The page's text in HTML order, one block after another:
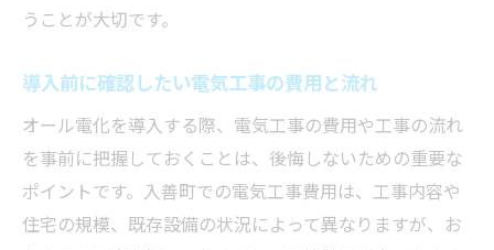
うことが大切です。
導入前に確認したい電気工事の費用と流れ
オール電化を導入する際、電気工事の費用や工事の流れ
を事前に把握しておくことは、後悔しないための重要な
ポイントです。入善町での電気工事費用は、工事内容や
住宅の規模、既存設備の状況によって異なりますが、お